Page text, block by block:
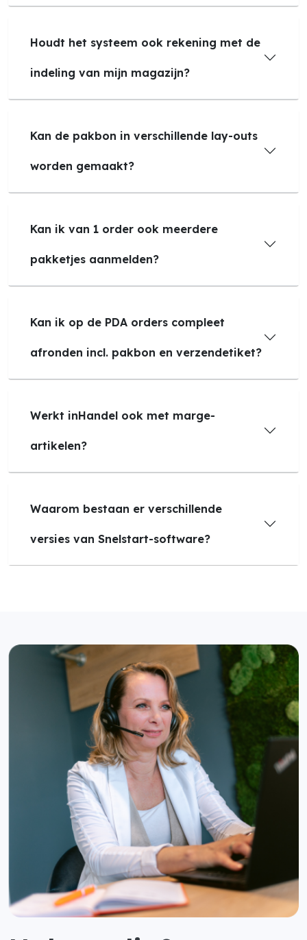
Houdt het systeem ook rekening met de
indeling van mijn magazijn?
Kan de pakbon in verschillende lay-outs
worden gemaakt?
Kan ik van 1 order ook meerdere
pakketjes aanmelden?
Kan ik op de PDA orders compleet
afronden incl. pakbon en verzendetiket?
Werkt inHandel ook met marge-
artikelen?
Waarom bestaan er verschillende
versies van Snelstart-software?